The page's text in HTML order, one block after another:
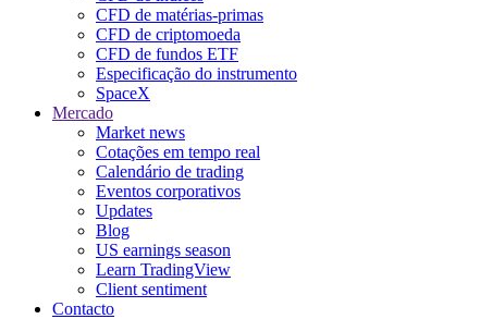
CFD de matérias-primas
CFD de criptomoeda
CFD de fundos ETF
Especificação do instrumento
SpaceX
Mercado
Market news
Cotações em tempo real
Calendário de trading
Eventos corporativos
Updates
Blog
US earnings season
Learn TradingView
Client sentiment
Contacto